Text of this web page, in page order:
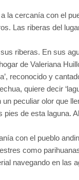
la cercanía con el
Las riberas del
riberas. En sus
de Valeriana
reconocido y
quiere decir
peculiar olor que
de esta laguna.
con el pueblo
como
navegando en las